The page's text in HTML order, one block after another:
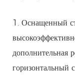
1. Оснащенный
дополнительная
горизонтальный